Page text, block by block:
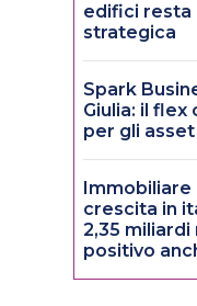
edifici resta
strategica
Spark
Giulia: il flex
per gli
crescita in
2,35 miliardi
positivo